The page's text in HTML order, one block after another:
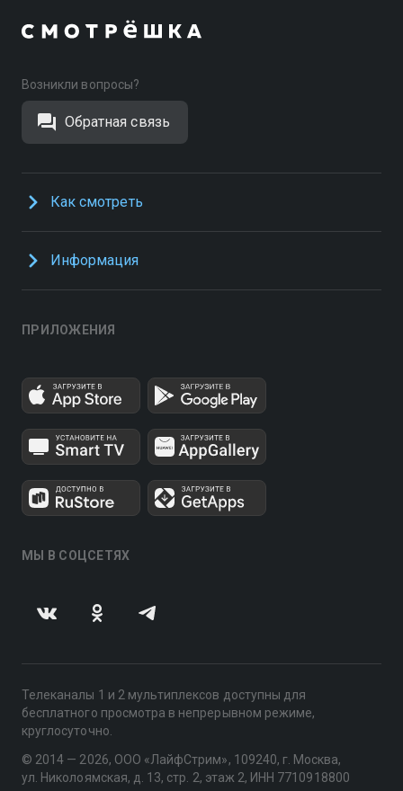
Возникли вопросы?
Обратная связь
Как смотреть
Информация
ПРИЛОЖЕНИЯ
МЫ В СОЦСЕТЯХ
Телеканалы 1 и 2 мультиплексов доступны для
бесплатного просмотра в непрерывном режиме,
круглосуточно.
© 2014 — 2026, ООО «ЛайфСтрим», 109240, г. Москва,
ул. Николоямская, д. 13, стр. 2, этаж 2, ИНН 7710918800